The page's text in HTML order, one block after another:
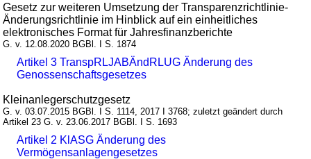
Gesetz zur weiteren Umsetzung der Transparenzrichtlinie-
Änderungsrichtlinie im Hinblick auf ein einheitliches
elektronisches Format für Jahresfinanzberichte
G. v. 12.08.2020 BGBl. I S. 1874
Artikel 3 TranspRLJABÄndRLUG Änderung des
Genossenschaftsgesetzes
Kleinanlegerschutzgesetz
G. v. 03.07.2015 BGBl. I S. 1114, 2017 I 3768; zuletzt geändert durch
Artikel 23 G. v. 23.06.2017 BGBl. I S. 1693
Artikel 2 KlASG Änderung des
Vermögensanlagengesetzes